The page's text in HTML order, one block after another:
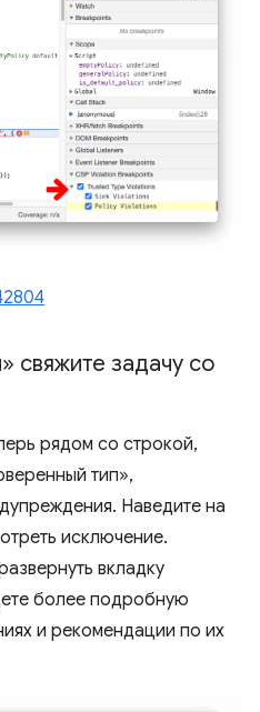
свяжите задачу со
рядом со строкой,
тип»,
Наведите на
исключение.
вкладку
более подробную
и рекомендации по их